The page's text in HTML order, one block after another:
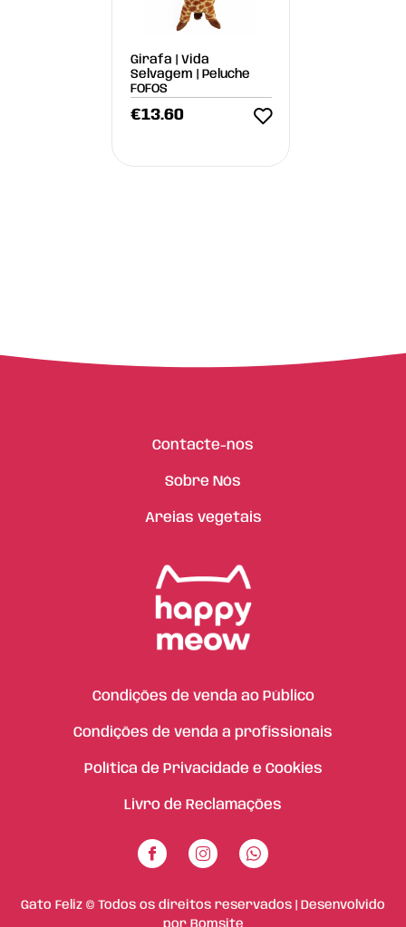
Girafa | Vida
Selvagem | Peluche
FOFOS
€13.60
Contacte-nos
Sobre Nós
Areias vegetais
Condições de venda ao Público
Condições de venda a profissionais
Política de Privacidade e Cookies
Livro de Reclamações
Gato Feliz © Todos os direitos reservados | Desenvolvido
por Bomsite